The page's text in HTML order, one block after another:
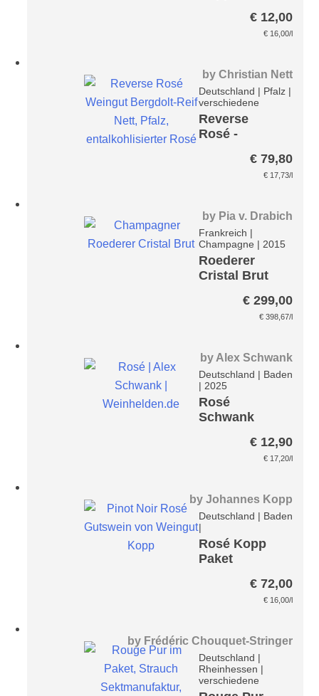
€ 12,00
€ 16,00/l
byChristian Nett
Deutschland | Pfalz |
verschiedene
Reverse
Rosé -
ert- Paket
€ 79,80
€ 17,73/l
by Pia v. Drabich
Frankreich |
Champagne | 2015
Roederer
Cristal Brut
€ 299,00
€ 398,67/l
by Alex Schwank
Deutschland | Baden
| 2025
Rosé
Schwank
€ 12,90
€ 17,20/l
byJohannes Kopp
Deutschland | Baden
|
Rosé Kopp
Paket
€ 72,00
€ 16,00/l
by Frédéric Chouquet-Stringer
Deutschland |
Rheinhessen |
verschiedene